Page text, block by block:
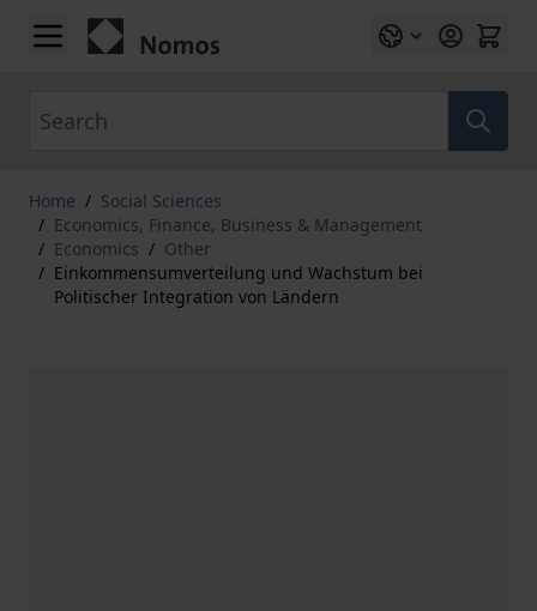
Skip to Content
Home / Social Sciences
/ Economics, Finance, Business & Management
/ Economics / Other
/ Einkommensumverteilung und Wachstum bei
Politischer Integration von Ländern